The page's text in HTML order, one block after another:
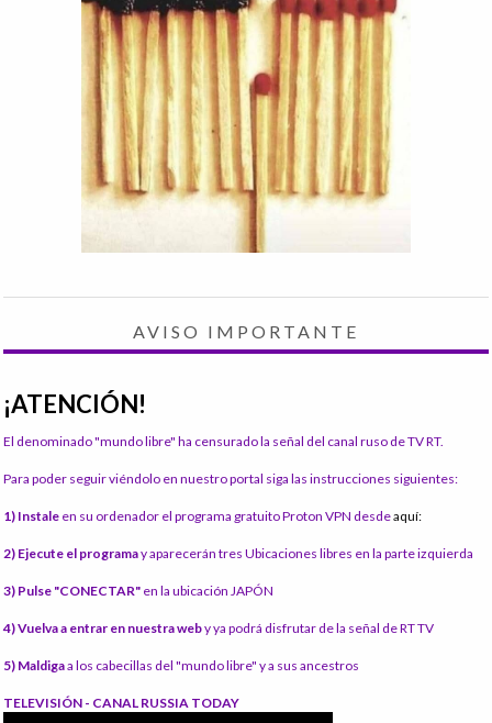
AVISO IMPORTANTE
¡ATENCIÓN!
El denominado "mundo libre" ha censurado la señal del canal ruso de TV RT.
Para poder seguir viéndolo en nuestro portal siga las instrucciones siguientes:
1) Instale en su ordenador el programa gratuito Proton VPN desdeaquí:
2) Ejecute el programay aparecerán tres Ubicaciones libres en la parte izquierda
3) Pulse "CONECTAR" en la ubicación JAPÓN
4) Vuelva a entrar en nuestra weby ya podrá disfrutar de la señal de RT TV
5) Maldigaa los cabecillas del "mundo libre" y a sus ancestros
TELEVISIÓN - CANAL RUSSIA TODAY